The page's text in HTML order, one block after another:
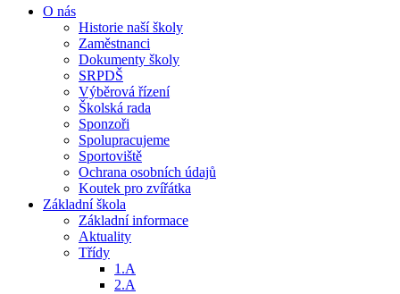
O nás
Historie naší školy
Zaměstnanci
Dokumenty školy
SRPDŠ
Výběrová řízení
Školská rada
Sponzoři
Spolupracujeme
Sportoviště
Ochrana osobních údajů
Koutek pro zvířátka
Základní škola
Základní informace
Aktuality
Třídy
1.A
2.A